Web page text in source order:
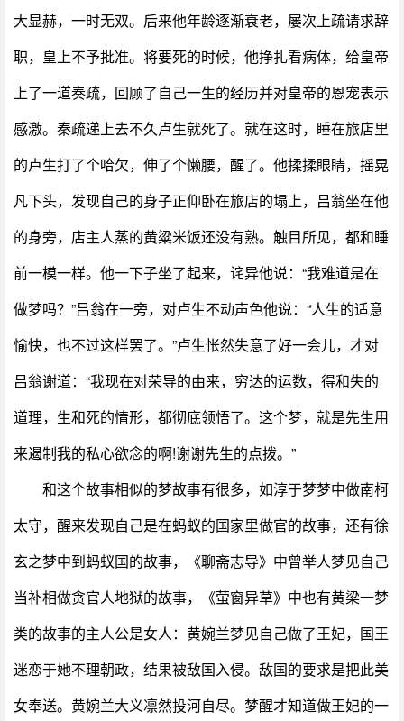
大显赫，一时无双。后来他年龄逐渐衰老，屡次上疏请求辞
职，皇上不予批准。将要死的时候，他挣扎看病体，给皇帝
上了一道奏疏，回顾了自己一生的经历并对皇帝的恩宠表示
感激。秦疏递上去不久卢生就死了。就在这时，睡在旅店里
的卢生打了个哈欠，伸了个懒腰，醒了。他揉揉眼睛，摇晃
凡下头，发现自己的身子正仰卧在旅店的塌上，吕翁坐在他
的身旁，店主人蒸的黄粱米饭还没有熟。触目所见，都和睡
前一模一样。他一下子坐了起来，诧异他说：“我难道是在
做梦吗？”吕翁在一旁，对卢生不动声色他说：“人生的适意
愉快，也不过这样罢了。”卢生怅然失意了好一会儿，才对
吕翁谢道：“我现在对荣导的由来，穷达的运数，得和失的
道理，生和死的情形，都彻底领悟了。这个梦，就是先生用
来遏制我的私心欲念的啊!谢谢先生的点拨。”
和这个故事相似的梦故事有很多，如淳于梦梦中做南柯
太守，醒来发现自己是在蚂蚁的国家里做官的故事，还有徐
玄之梦中到蚂蚁国的故事，《聊斋志导》中曾举人梦见自己
当补相做贪官人地狱的故事，《萤窗异草》中也有黄梁一梦
类的故事的主人公是女人：黄婉兰梦见自己做了王妃，国王
迷恋于她不理朝政，结果被敌国入侵。敌国的要求是把此美
女奉送。黄婉兰大义凛然投河自尽。梦醒才知道做王妃的一